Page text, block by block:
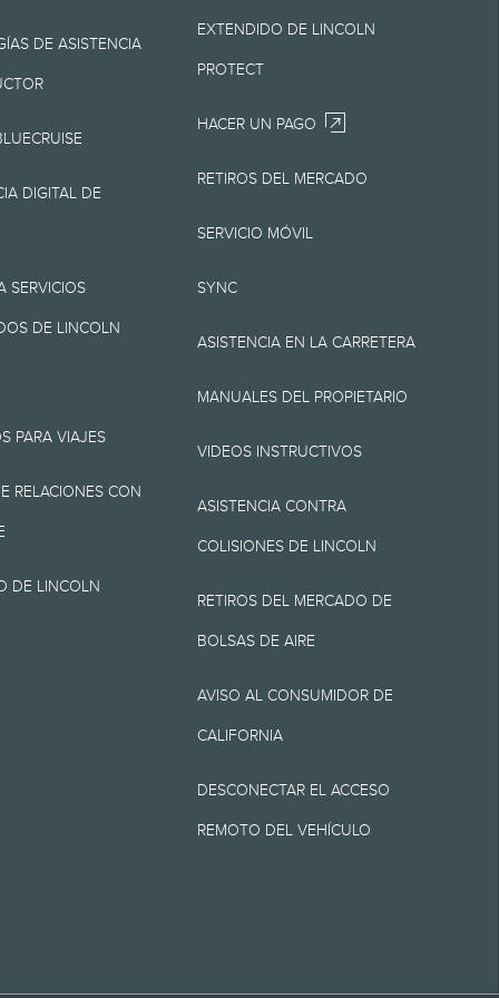
Lincoln es la mejor
destino/entrega
cargos por
de
No incluye
cargos de
No todos los
para el
el ahorro de
El millaje real
el ahorro de
DE ASISTENCIA
DIGITAL DE
SERVICIOS
DE LINCOLN
PARA VIAJES
RELACIONES CON
DE LINCOLN
EXTENDIDO DE LINCOLN
PROTECT
HACER UN PAGO
RETIROS DEL MERCADO
SERVICIO MÓVIL
SYNC
ASISTENCIA EN LA CARRETERA
MANUALES DEL PROPIETARIO
VIDEOS INSTRUCTIVOS
ASISTENCIA CONTRA
COLISIONES DE LINCOLN
RETIROS DEL MERCADO DE
BOLSAS DE AIRE
AVISO AL CONSUMIDOR DE
CALIFORNIA
DESCONECTAR EL ACCESO
REMOTO DEL VEHÍCULO